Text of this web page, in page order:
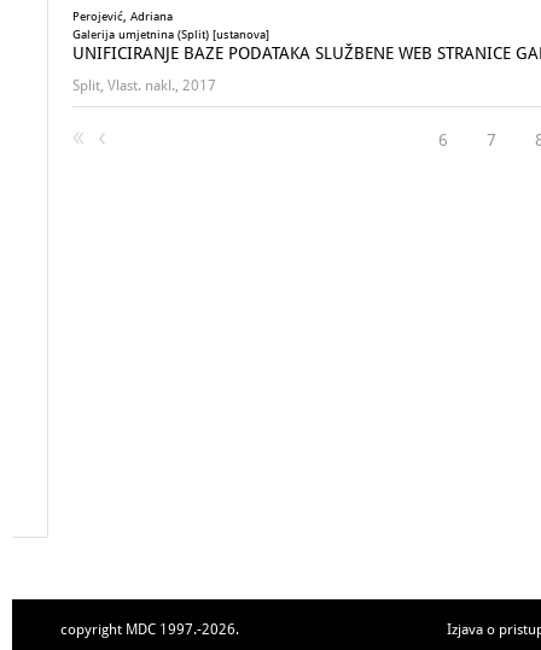
Perojević, Adriana
Galerija umjetnina (Split) [ustanova]
UNIFICIRANJE BAZE PODATAKA SLUŽBENE WEB STRANICE
Split, Vlast. nakl., 2017
6 7
copyright MDC 1997.-2026. Izjava o